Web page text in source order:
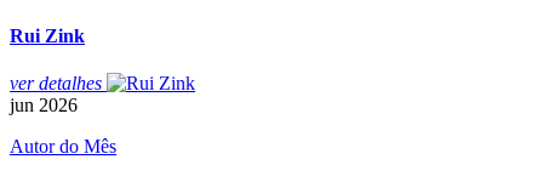
Rui Zink
ver detalhes
jun 2026
Autor do Mês